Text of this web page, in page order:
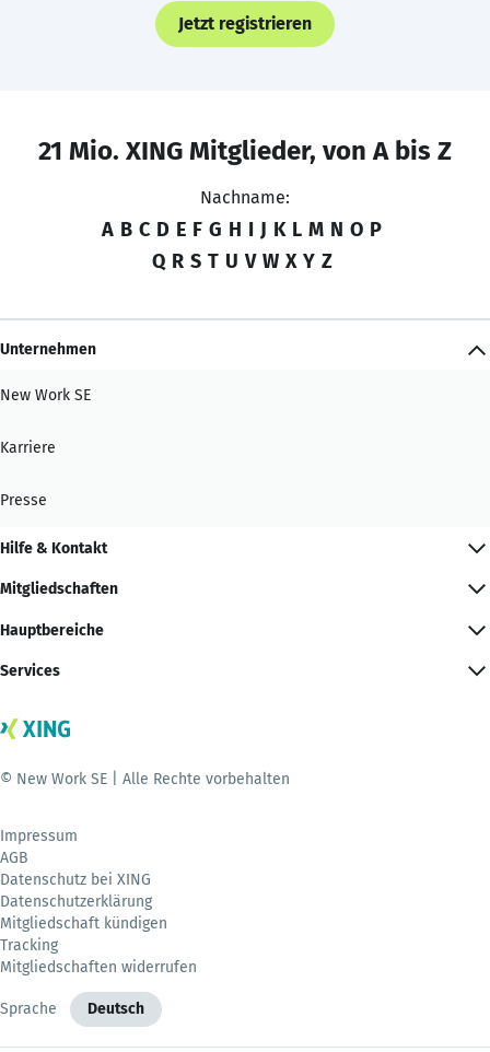
Jetzt registrieren
21 Mio. XING Mitglieder, von A bis Z
Nachname:
A B C D E F G H I J K L M N O P
Q R S T U V W X Y Z
Unternehmen
New Work SE
Karriere
Presse
Hilfe & Kontakt
Mitgliedschaften
Hauptbereiche
Services
© New Work SE | Alle Rechte vorbehalten
Impressum
AGB
Datenschutz bei XING
Datenschutzerklärung
Mitgliedschaft kündigen
Tracking
Mitgliedschaften widerrufen
Sprache Deutsch